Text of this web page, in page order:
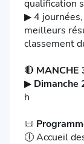
qualification
▶ 4
meilleurs
classement
🔴 MANCHE
▶ Dimanche
h
📜
🕕 Accueil